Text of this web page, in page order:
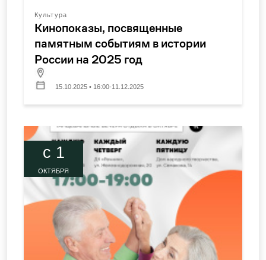
Культура
Кинопоказы, посвященные
памятным событиям в истории
России на 2025 год
15.10.2025 • 16:00-11.12.2025
c 1
ОКТЯБРЯ